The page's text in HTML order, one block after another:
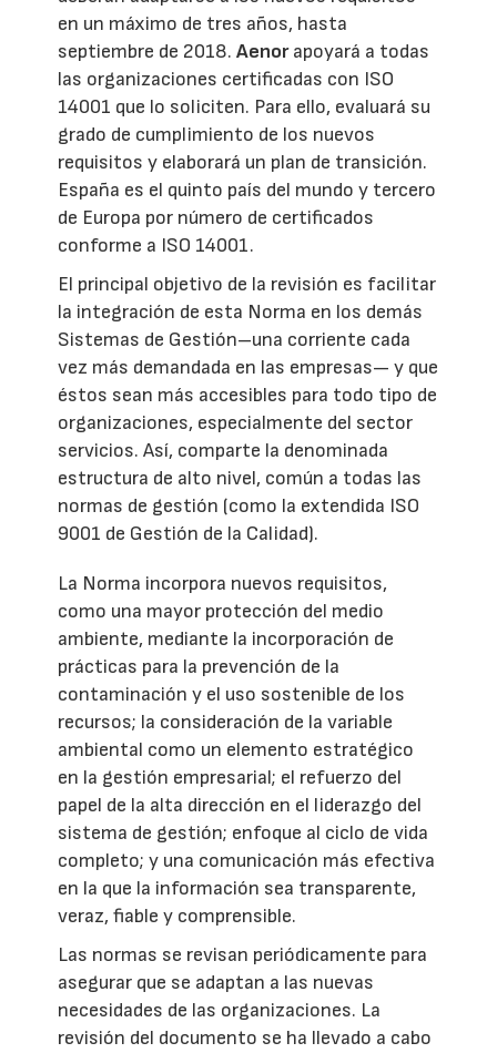
en un máximo de tres años, hasta
septiembre de 2018.Aenorapoyará a todas
las organizaciones certificadas con ISO
14001 que lo soliciten. Para ello, evaluará su
grado de cumplimiento de los nuevos
requisitos y elaborará un plan de transición.
España es el quinto país del mundo y tercero
de Europa por número de certificados
conforme a ISO 14001.
El principal objetivo de la revisión es facilitar
la integración de esta Norma en los demás
Sistemas de Gestión–una corriente cada
vez más demandada en las empresas— y que
éstos sean más accesibles para todo tipo de
organizaciones, especialmente del sector
servicios. Así, comparte la denominada
estructura de alto nivel, común a todas las
normas de gestión (como la extendida ISO
9001 de Gestión de la Calidad).
La Norma incorpora nuevos requisitos,
como una mayor protección del medio
ambiente, mediante la incorporación de
prácticas para la prevención de la
contaminación y el uso sostenible de los
recursos; la consideración de la variable
ambiental como un elemento estratégico
en la gestión empresarial; el refuerzo del
papel de la alta dirección en el liderazgo del
sistema de gestión; enfoque al ciclo de vida
completo; y una comunicación más efectiva
en la que la información sea transparente,
veraz, fiable y comprensible.
Las normas se revisan periódicamente para
asegurar que se adaptan a las nuevas
necesidades de las organizaciones. La
revisión del documento se ha llevado a cabo